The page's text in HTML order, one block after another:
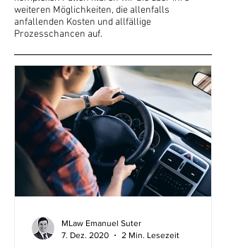
weiteren Möglichkeiten, die allenfalls
anfallenden Kosten und allfällige
Prozesschancen auf.
MLaw Emanuel Suter
7. Dez. 2020
2 Min. Lesezeit